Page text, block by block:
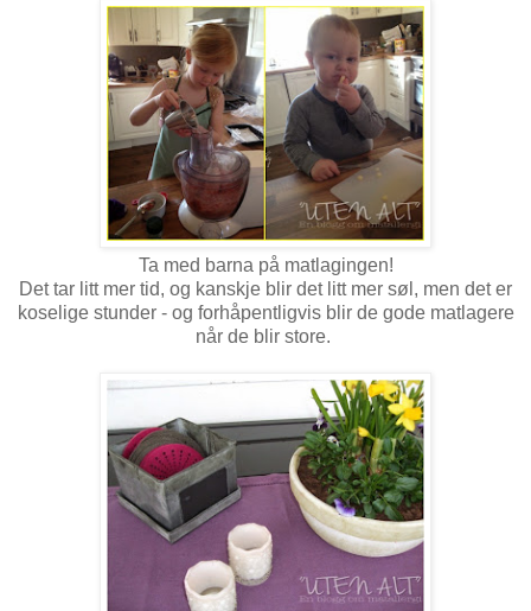
Ta med barna på matlagingen!
Det tar litt mer tid, og kanskje blir det litt mer søl, men det er
koselige stunder - og forhåpentligvis blir de gode matlagere
når de blir store.